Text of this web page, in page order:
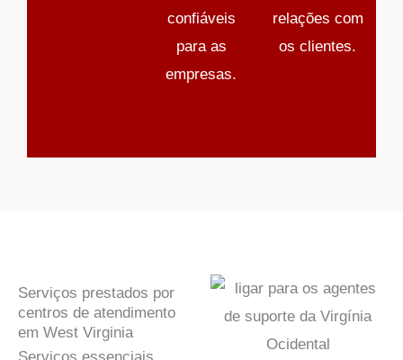
confiáveis
para as
empresas.
relações com
os clientes.
Serviços prestados por
centros de atendimento
em West Virginia